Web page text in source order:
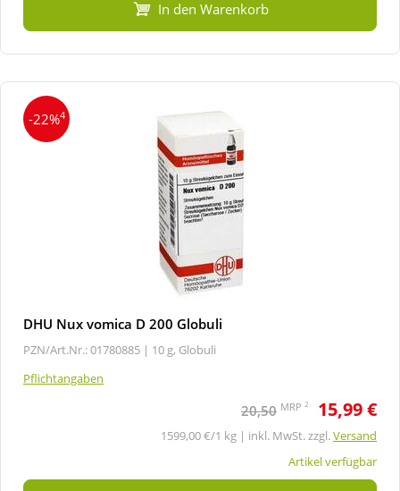
In den Warenkorb
-22%4
DHU Nux vomica D 200 Globuli
PZN/Art.Nr.: 01780885 | 10 g, Globuli
Pflichtangaben
20,50 MRP 2 15,99 €
1599,00 €/1 kg | inkl. MwSt. zzgl.Versand
Artikel verfügbar